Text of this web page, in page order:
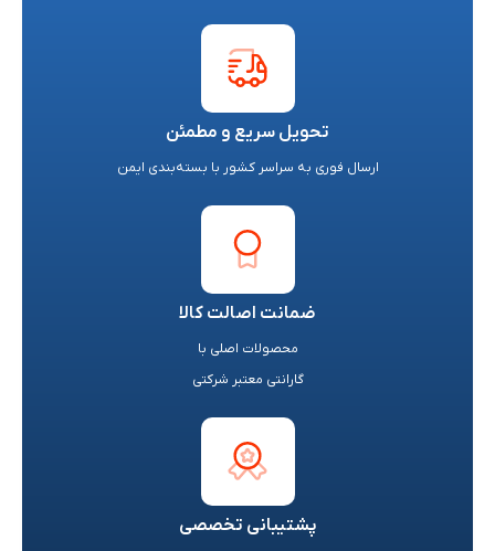
تحویل سریع و مطمئن
ارسال فوری به سراسر کشور با بسته‌بندی ایمن
ضمانت اصالت کالا
محصولات اصلی با
گارانتی معتبر شرکتی
پشتیبانی تخصصی